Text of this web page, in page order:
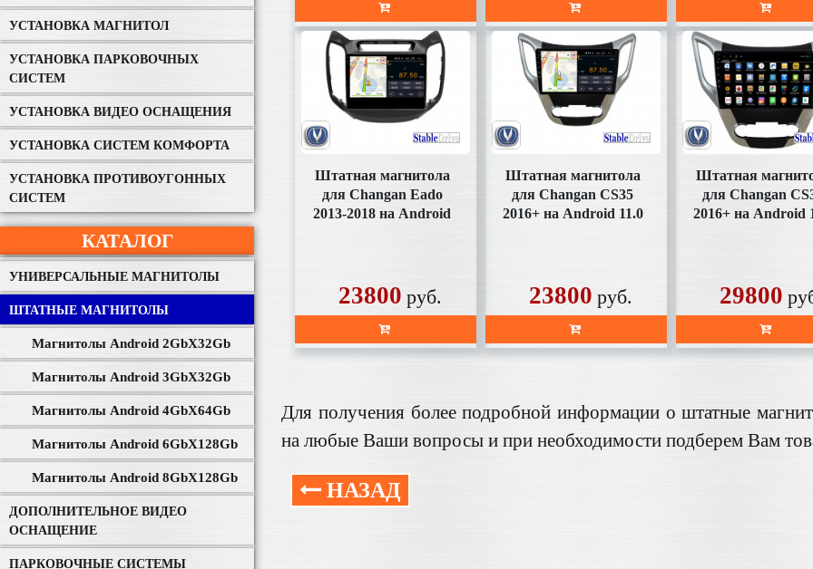
УСТАНОВКА МАГНИТОЛ
УСТАНОВКА ПАРКОВОЧНЫХ
СИСТЕМ
УСТАНОВКА ВИДЕО ОСНАЩЕНИЯ
УСТАНОВКА СИСТЕМ КОМФОРТА
УСТАНОВКА ПРОТИВОУГОННЫХ
СИСТЕМ
КАТАЛОГ
УНИВЕРСАЛЬНЫЕ МАГНИТОЛЫ
ШТАТНЫЕ МАГНИТОЛЫ
Магнитолы Android 2GbХ32Gb
Магнитолы Android 3GbХ32Gb
Магнитолы Android 4GbХ64Gb
Магнитолы Android 6GbХ128Gb
Магнитолы Android 8GbХ128Gb
ДОПОЛНИТЕЛЬНОЕ ВИДЕО
ОСНАЩЕНИЕ
ПАРКОВОЧНЫЕ СИСТЕМЫ
Штатная магнитола
для Changan Eado
2013-2018 на Android
23800 руб.
Штатная магнитола
для Changan CS35
2016+ на Android 11.0
23800 руб.
Штатная
для Changan
2016+ на Android
29800
Для получения более подробной информации о штатные
на любые Ваши вопросы и при необходимости подберем Вам
НАЗАД